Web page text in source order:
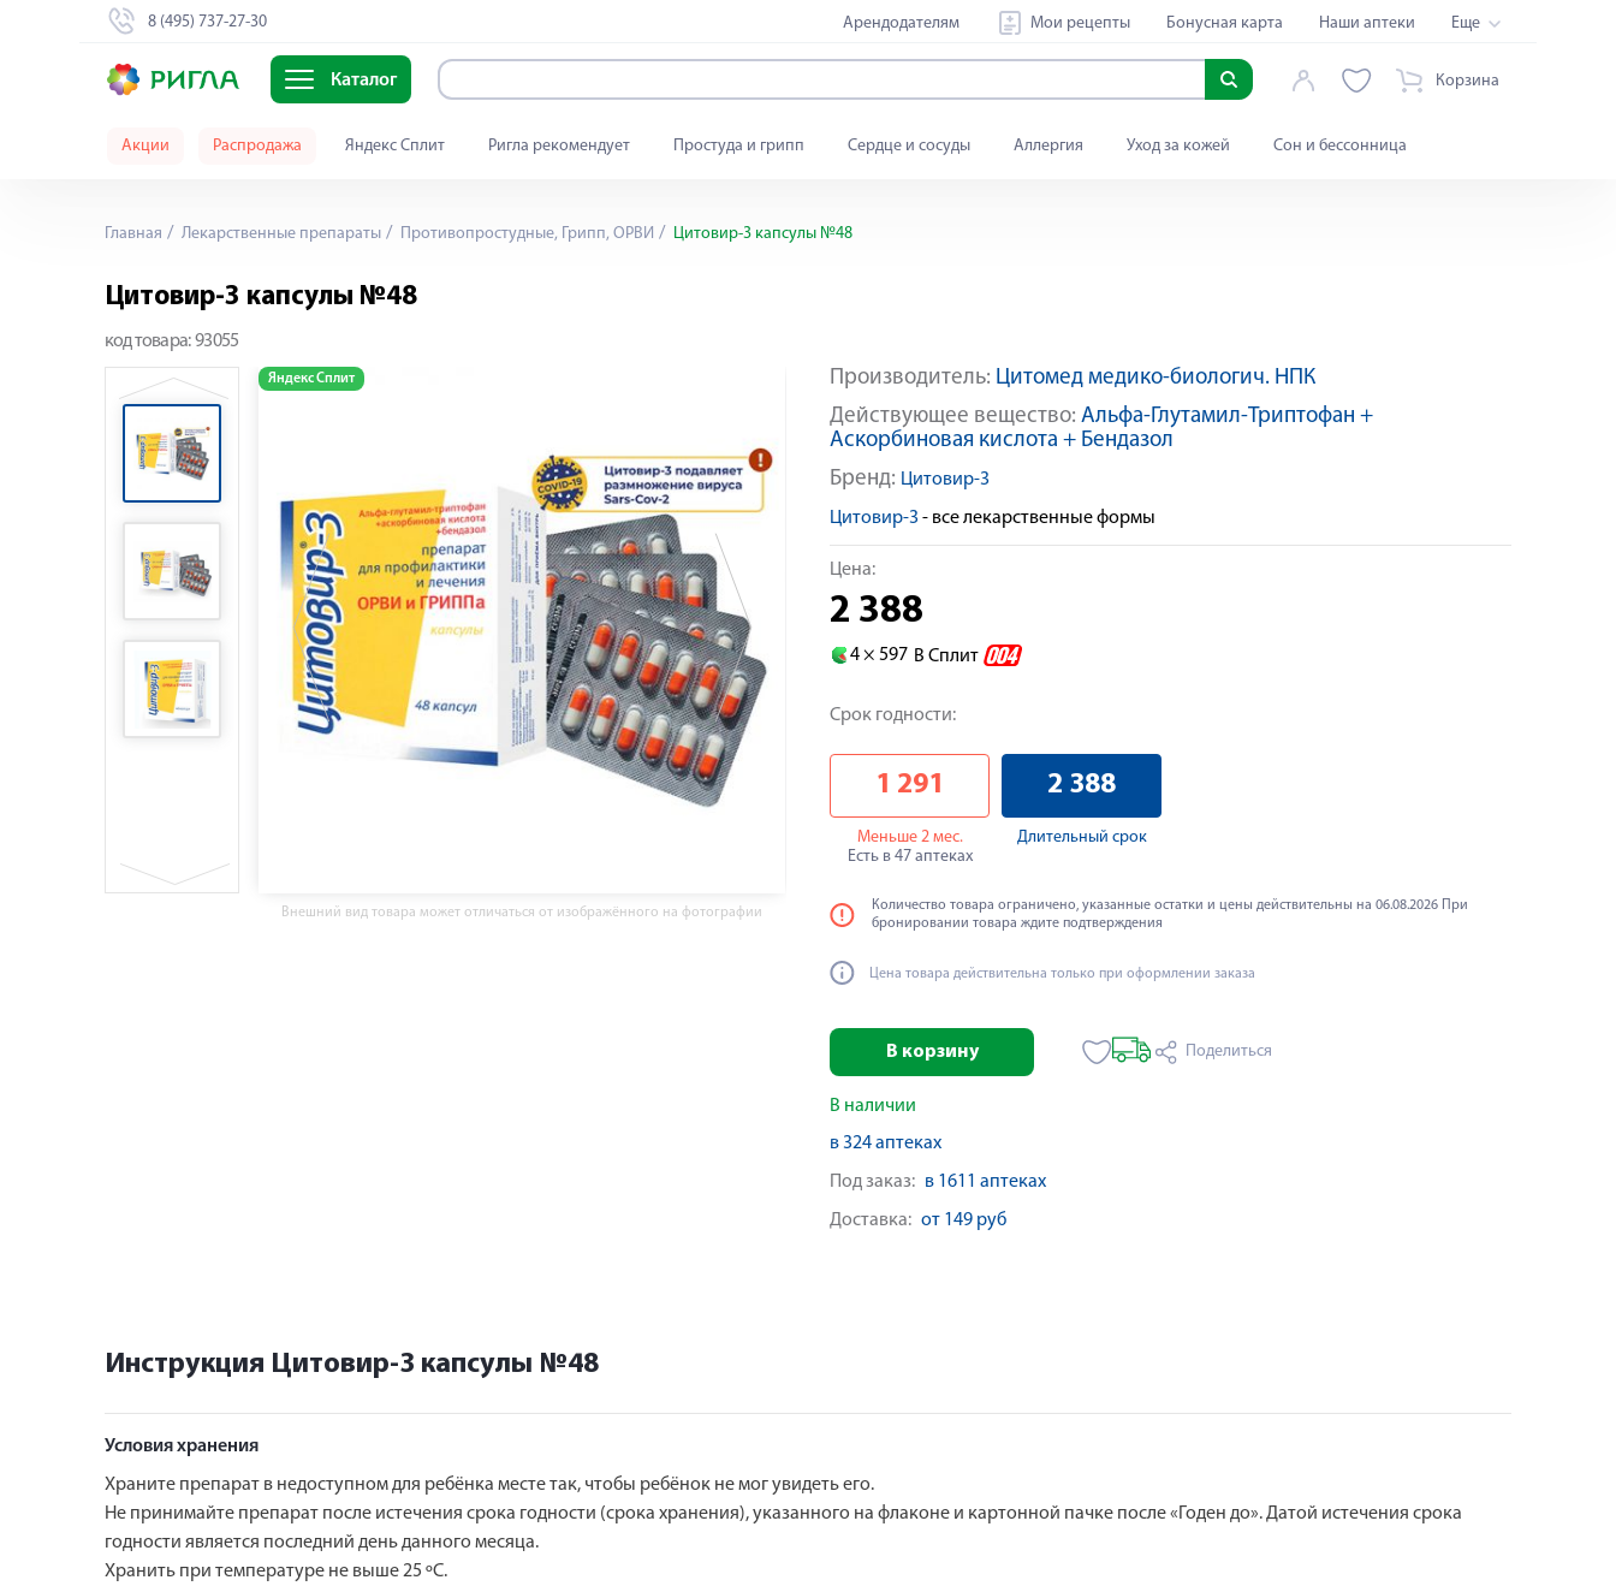
8 (495) 737-27-30 Арендодателям Мои рецепты Бонусная карта Наши аптеки Еще
Каталог Корзина
Акции Распродажа Яндекс Сплит Ригла рекомендует Простуда и грипп Сердце и сосуды Аллергия Уход за кожей Сон и бессонница
Главная Лекарственные препараты Противопростудные, Грипп, ОРВИ Цитовир-3 капсулы №48
Цитовир-3 капсулы №48
код товара: 93055
Яндекс Сплит Яндекс Сплит
Внешний вид товара может отличаться от изображённого на фотографии
Производитель: Цитомед медико-биологич. НПК
Действующее вещество: Альфа-Глутамил-Триптофан +
Аскорбиновая кислота + Бендазол
Бренд: Цитовир-3
Цитовир-3 - все лекарственные формы
Цена:
2 388
4 × 597 В Сплит
Срок годности:
1 291
Меньше 2 мес.
Есть в 47 аптеках
2 388
Длительный срок
Количество товара ограничено, указанные остатки и цены действительны на 06.08.2026 При
бронировании товара ждите подтверждения
Цена товара действительна только при оформлении заказа
В корзину Поделиться
В наличии
в 324 аптеках
Под заказ: в 1611 аптеках
Доставка: от 149 руб
Инструкция Цитовир-3 капсулы №48
Условия хранения
Храните препарат в недоступном для ребёнка месте так, чтобы ребёнок не мог увидеть его.
Не принимайте препарат после истечения срока годности (срока хранения), указанного на флаконе и картонной пачке после «Годен до». Датой истечения срока
годности является последний день данного месяца.
Хранить при температуре не выше 25 ºС.